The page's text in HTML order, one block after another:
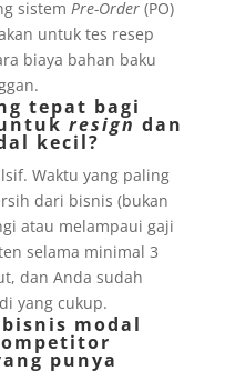
sistem Pre-Order(PO)
untuk tes resep
biaya bahan baku
tepat bagi
resign dan
kecil?
Waktu yang paling
dari bisnis (bukan
atau melampaui gaji
selama minimal 3
dan Anda sudah
yang cukup.
modal
punya